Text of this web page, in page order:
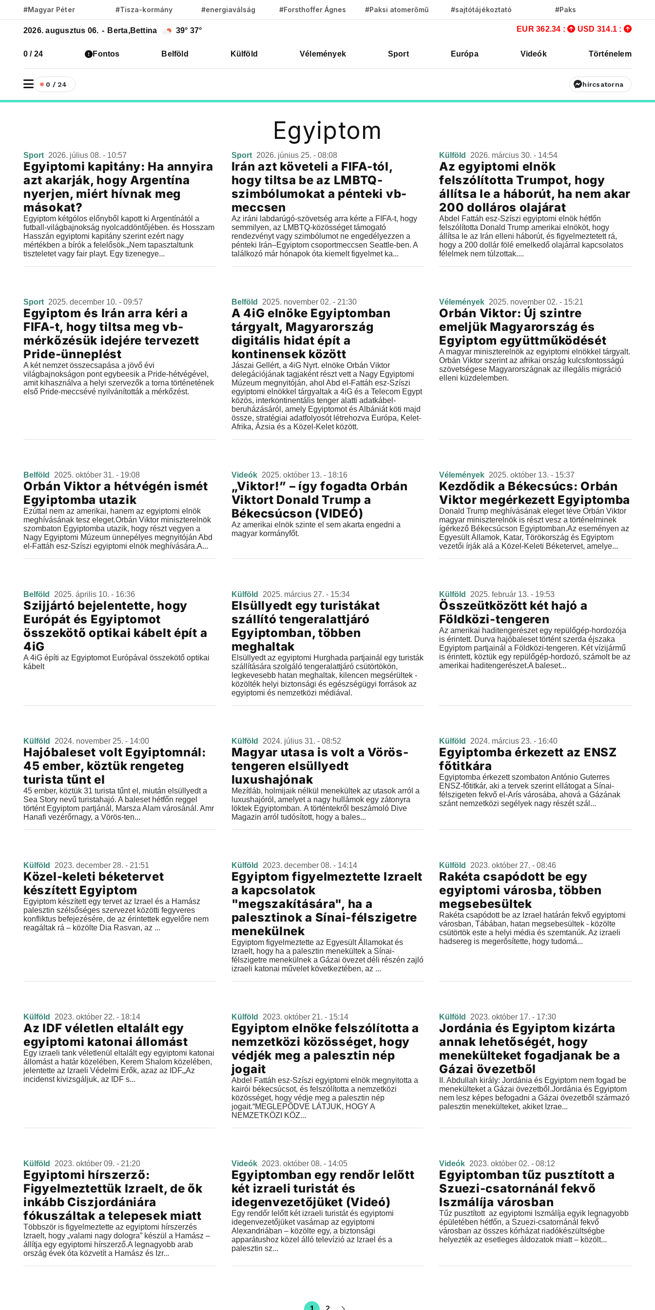
#Magyar Péter #Tisza-kormány #energiaválság #Forsthoffer Ágnes #Paksi atomerőmű #sajtótájékoztató #Paks
2026. augusztus 06. - Berta,Bettina 39° 37° EUR 362.34 : USD 314.1 :
0 / 24 Fontos Belföld Külföld Vélemények Sport Európa Videók Történelem
0 / 24 hírcsatorna
Egyiptom
Sport 2026. július 08. - 10:57
Egyiptomi kapitány: Ha annyira
azt akarják, hogy Argentína
nyerjen, miért hívnak meg
másokat?
Egyiptom kétgólos előnyből kapott ki Argentínától a
futball-világbajnokság nyolcaddöntőjében. és Hosszam
Hasszán egyiptomi kapitány szerint ezért nagy
mértékben a bírók a felelősök.„Nem tapasztaltunk
tiszteletet vagy fair playt. Egy tizenegye...
Sport 2026. június 25. - 08:08
Irán azt követeli a FIFA-tól,
hogy tiltsa be az LMBTQ-
szimbólumokat a pénteki vb-
meccsen
Az iráni labdarúgó-szövetség arra kérte a FIFA-t, hogy
semmilyen, az LMBTQ-közösséget támogató
rendezvényt vagy szimbólumot ne engedélyezzen a
pénteki Irán–Egyiptom csoportmeccsen Seattle-ben. A
találkozó már hónapok óta kiemelt figyelmet ka...
Külföld 2026. március 30. - 14:54
Az egyiptomi elnök
felszólította Trumpot, hogy
állítsa le a háborút, ha nem akar
200 dolláros olajárat
Abdel Fattáh esz-Szíszi egyiptomi elnök hétfőn
felszólította Donald Trump amerikai elnököt, hogy
állítsa le az Irán elleni háborút, és figyelmeztetett rá,
hogy a 200 dollár fölé emelkedő olajárral kapcsolatos
félelmek nem túlzottak....
Sport 2025. december 10. - 09:57
Egyiptom és Irán arra kéri a
FIFA-t, hogy tiltsa meg vb-
mérkőzésük idejére tervezett
Pride-ünneplést
A két nemzet összecsapása a jövő évi
világbajnokságon pont egybeesik a Pride-hétvégével,
amit kihasználva a helyi szervezők a torna történetének
első Pride-meccsévé nyilvánították a mérkőzést.
Belföld 2025. november 02. - 21:30
A 4iG elnöke Egyiptomban
tárgyalt, Magyarország
digitális hidat épít a
kontinensek között
Jászai Gellért, a 4iG Nyrt. elnöke Orbán Viktor
delegációjának tagjaként részt vett a Nagy Egyiptomi
Múzeum megnyitóján, ahol Abd el-Fattáh esz-Szíszi
egyiptomi elnökkel tárgyaltak a 4iG és a Telecom Egypt
közös, interkontinentális tenger alatti adatkábel-
beruházásáról, amely Egyiptomot és Albániát köti majd
össze, stratégiai adatfolyosót létrehozva Európa, Kelet-
Afrika, Ázsia és a Közel-Kelet között.
Vélemények 2025. november 02. - 15:21
Orbán Viktor: Új szintre
emeljük Magyarország és
Egyiptom együttműködését
A magyar miniszterelnök az egyiptomi elnökkel tárgyalt.
Orbán Viktor szerint az afrikai ország kulcsfontosságú
szövetségese Magyarországnak az illegális migráció
elleni küzdelemben.
Belföld 2025. október 31. - 19:08
Orbán Viktor a hétvégén ismét
Egyiptomba utazik
Ezúttal nem az amerikai, hanem az egyiptomi elnök
meghívásának tesz eleget.Orbán Viktor miniszterelnök
szombaton Egyiptomba utazik, hogy részt vegyen a
Nagy Egyiptomi Múzeum ünnepélyes megnyitóján Abd
el-Fattáh esz-Szíszi egyiptomi elnök meghívására.A...
Videók 2025. október 13. - 18:16
„Viktor!” – így fogadta Orbán
Viktort Donald Trump a
Békecsúcson (VIDEÓ)
Az amerikai elnök szinte el sem akarta engedni a
magyar kormányfőt.
Vélemények 2025. október 13. - 15:37
Kezdődik a Békecsúcs: Orbán
Viktor megérkezett Egyiptomba
Donald Trump meghívásának eleget téve Orbán Viktor
magyar miniszterelnök is részt vesz a történelminek
ígérkező Békecsúcson Egyiptomban.Az eseményen az
Egyesült Államok, Katar, Törökország és Egyiptom
vezetői írják alá a Közel-Keleti Béketervet, amelye...
Belföld 2025. április 10. - 16:36
Szijjártó bejelentette, hogy
Európát és Egyiptomot
összekötő optikai kábelt épít a
4iG
A 4iG építi az Egyiptomot Európával összekötő optikai
kábelt
Külföld 2025. március 27. - 15:34
Elsüllyedt egy turistákat
szállító tengeralattjáró
Egyiptomban, többen
meghaltak
Elsüllyedt az egyiptomi Hurghada partjainál egy turisták
szállítására szolgáló tengeralattjáró csütörtökön,
legkevesebb hatan meghaltak, kilencen megsérültek -
közölték helyi biztonsági és egészségügyi források az
egyiptomi és nemzetközi médiával.
Külföld 2025. február 13. - 19:53
Összeütközött két hajó a
Földközi-tengeren
Az amerikai haditengerészet egy repülőgép-hordozója
is érintett. Durva hajóbaleset történt szerda éjszaka
Egyiptom partjainál a Földközi-tengeren. Két vízijármű
is érintett, köztük egy repülőgép-hordozó, számolt be az
amerikai haditengerészet.A baleset...
Külföld 2024. november 25. - 14:00
Hajóbaleset volt Egyiptomnál:
45 ember, köztük rengeteg
turista tűnt el
45 ember, köztük 31 turista tűnt el, miután elsüllyedt a
Sea Story nevű turistahajó. A baleset hétfőn reggel
történt Egyiptom partjánál, Marsza Alam városánál. Amr
Hanafi vezérőrnagy, a Vörös-ten...
Külföld 2024. július 31. - 08:52
Magyar utasa is volt a Vörös-
tengeren elsüllyedt
luxushajónak
Mezítláb, holmijaik nélkül menekültek az utasok arról a
luxushajóról, amelyet a nagy hullámok egy zátonyra
löktek Egyiptomban. A történtekről beszámoló Dive
Magazin arról tudósított, hogy a bales...
Külföld 2024. március 23. - 16:40
Egyiptomba érkezett az ENSZ
főtitkára
Egyiptomba érkezett szombaton António Guterres
ENSZ-főtitkár, aki a tervek szerint ellátogat a Sínai-
félszigeten fekvő el-Arís városába, ahová a Gázának
szánt nemzetközi segélyek nagy részét szál...
Külföld 2023. december 28. - 21:51
Közel-keleti béketervet
készített Egyiptom
Egyiptom készített egy tervet az Izrael és a Hamász
palesztin szélsőséges szervezet közötti fegyveres
konfliktus befejezésére, de az érintettek egyelőre nem
reagáltak rá – közölte Dia Rasvan, az ...
Külföld 2023. december 08. - 14:14
Egyiptom figyelmeztette Izraelt
a kapcsolatok
"megszakítására", ha a
palesztinok a Sínai-félszigetre
menekülnek
Egyiptom figyelmeztette az Egyesült Államokat és
Izraelt, hogy ha a palesztin menekültek a Sínai-
félszigetre menekülnek a Gázai övezet déli részén zajló
izraeli katonai művelet következtében, az ...
Külföld 2023. október 27. - 08:46
Rakéta csapódott be egy
egyiptomi városba, többen
megsebesültek
Rakéta csapódott be az Izrael határán fekvő egyiptomi
városban, Tábában, hatan megsebesültek - közölte
csütörtök este a helyi média és szemtanúk. Az izraeli
hadsereg is megerősítette, hogy tudomá...
Külföld 2023. október 22. - 18:14
Az IDF véletlen eltalált egy
egyiptomi katonai állomást
Egy izraeli tank véletlenül eltalált egy egyiptomi katonai
állomást a határ közelében, Kerem Shalom közelében,
jelentette az Izraeli Védelmi Erők, azaz az IDF.„Az
incidenst kivizsgáljuk, az IDF s...
Külföld 2023. október 21. - 15:14
Egyiptom elnöke felszólította a
nemzetközi közösséget, hogy
védjék meg a palesztin nép
jogait
Abdel Fattáh esz-Szíszi egyiptomi elnök megnyitotta a
kairói békecsúcsot, és felszólította a nemzetközi
közösséget, hogy védje meg a palesztin nép
jogait.“MEGLEPŐDVE LÁTJUK, HOGY A
NEMZETKÖZI KÖZ...
Külföld 2023. október 17. - 17:30
Jordánia és Egyiptom kizárta
annak lehetőségét, hogy
menekülteket fogadjanak be a
Gázai övezetből
II. Abdullah király: Jordánia és Egyiptom nem fogad be
menekülteket a Gázai övezetből.Jordánia és Egyiptom
nem lesz képes befogadni a Gázai övezetből származó
palesztin menekülteket, akiket Izrae...
Külföld 2023. október 09. - 21:20
Egyiptomi hírszerző:
Figyelmeztettük Izraelt, de ők
inkább Ciszjordániára
fókuszáltak a telepesek miatt
Többször is figyelmeztette az egyiptomi hírszerzés
Izraelt, hogy „valami nagy dologra” készül a Hamász –
állítja egy egyiptomi hírszerző.A legnagyobb arab
ország évek óta közvetít a Hamász és Izr...
Videók 2023. október 08. - 14:05
Egyiptomban egy rendőr lelőtt
két izraeli turistát és
idegenvezetőjüket (Videó)
Egy rendőr lelőtt két izraeli turistát és egyiptomi
idegenvezetőjüket vasárnap az egyiptomi
Alexandriában – közölte egy, a biztonsági
apparátushoz közel álló televízió az Izrael és a
palesztin sz...
Videók 2023. október 02. - 08:12
Egyiptomban tűz pusztított a
Szuezi-csatornánál fekvő
Iszmálíja városban
Tűz pusztított az egyiptomi Iszmálíja egyik legnagyobb
épületében hétfőn, a Szuezi-csatornánál fekvő
városban az összes kórházat riadókészültségbe
helyezték az esetleges áldozatok miatt – közölt...